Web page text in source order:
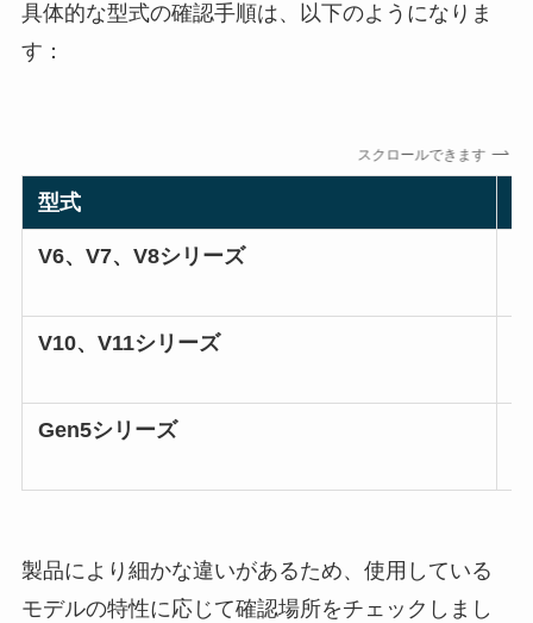
具体的な型式の確認手順は、以下のようになりま
す：
スクロールできます
型式
V6、V7、V8シリーズ
V10、V11シリーズ
Gen5シリーズ
製品により細かな違いがあるため、使用している
モデルの特性に応じて確認場所をチェックしまし